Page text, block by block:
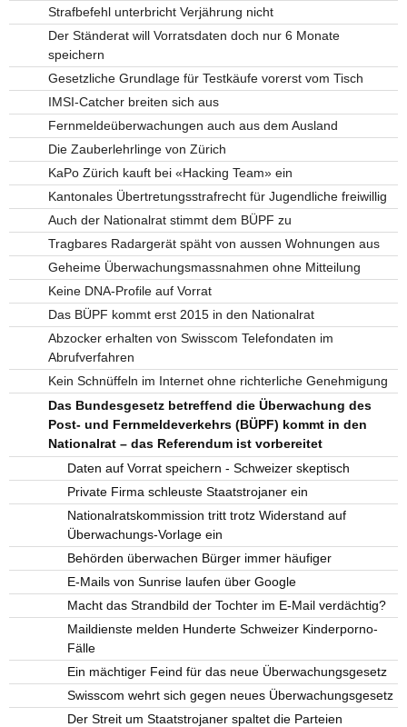
Strafbefehl unterbricht Verjährung nicht
Der Ständerat will Vorratsdaten doch nur 6 Monate
speichern
Gesetzliche Grundlage für Testkäufe vorerst vom Tisch
IMSI-Catcher breiten sich aus
Fernmeldeüberwachungen auch aus dem Ausland
Die Zauberlehrlinge von Zürich
KaPo Zürich kauft bei «Hacking Team» ein
Kantonales Übertretungsstrafrecht für Jugendliche freiwillig
Auch der Nationalrat stimmt dem BÜPF zu
Tragbares Radargerät späht von aussen Wohnungen aus
Geheime Überwachungsmassnahmen ohne Mitteilung
Keine DNA-Profile auf Vorrat
Das BÜPF kommt erst 2015 in den Nationalrat
Abzocker erhalten von Swisscom Telefondaten im
Abrufverfahren
Kein Schnüffeln im Internet ohne richterliche Genehmigung
Das Bundesgesetz betreffend die Überwachung des
Post- und Fernmeldeverkehrs (BÜPF) kommt in den
Nationalrat – das Referendum ist vorbereitet
Daten auf Vorrat speichern - Schweizer skeptisch
Private Firma schleuste Staatstrojaner ein
Nationalratskommission tritt trotz Widerstand auf
Überwachungs-Vorlage ein
Behörden überwachen Bürger immer häufiger
E-Mails von Sunrise laufen über Google
Macht das Strandbild der Tochter im E-Mail verdächtig?
Maildienste melden Hunderte Schweizer Kinderporno-
Fälle
Ein mächtiger Feind für das neue Überwachungsgesetz
Swisscom wehrt sich gegen neues Überwachungsgesetz
Der Streit um Staatstrojaner spaltet die Parteien